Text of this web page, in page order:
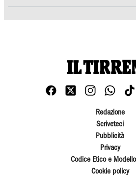
Redazione
Scriveteci
Pubblicità
Privacy
Codice Etico e
Cookie policy